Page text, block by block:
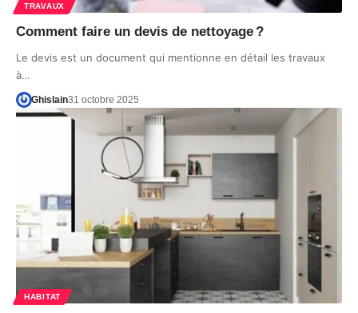
TRAVAUX
Comment faire un devis de nettoyage ?
Le devis est un document qui mentionne en détail les travaux
à…
Ghislain31 octobre 2025
HABITAT